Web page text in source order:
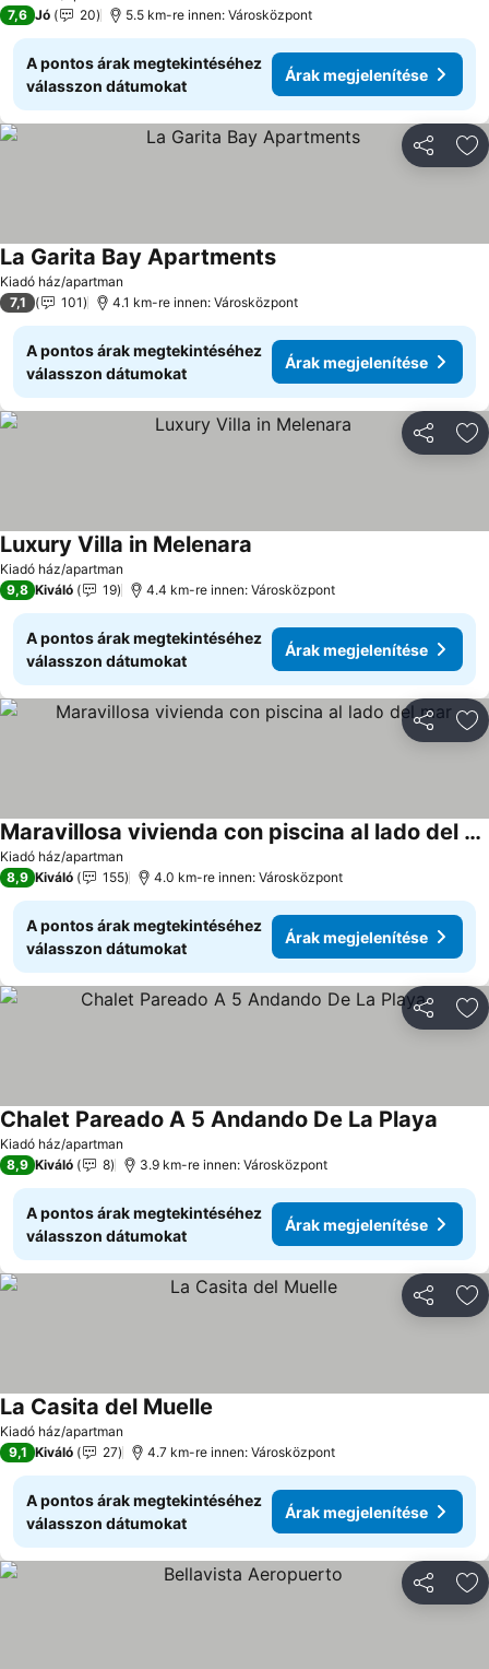
7,6 Jó 20 5.5 km-re innen: Városközpont
A pontos árak megtekintéséhez
válasszon dátumokat
Árak megjelenítése
Kiadó ház/apartman
La Garita Bay ApartmentsÁrak megjelenítése
7,1 101 4.1 km-re innen: Városközpont
A pontos árak megtekintéséhez
válasszon dátumokat
Árak megjelenítése
Kiadó ház/apartman
Luxury Villa in Melenara
9,8 Kiváló 19 4.4 km-re innen: Városközpont
A pontos árak megtekintéséhez
válasszon dátumokat
Árak megjelenítése
Kiadó ház/apartman
Maravillosa vivienda con piscina al lado del mar
Árak megjelenítése
8,9 Kiváló 155 4.0 km-re innen: Városközpont
A pontos árak megtekintéséhez
válasszon dátumokat
Árak megjelenítése
Kiadó ház/apartman
Chalet Pareado A 5 Andando De La Playa
8,9 Kiváló 8 3.9 km-re innen: Városközpont
A pontos árak megtekintéséhez
válasszon dátumokat
Árak megjelenítése
Kiadó ház/apartman
La Casita del Muelle
9,1 Kiváló 27 4.7 km-re innen: Városközpont
A pontos árak megtekintéséhez
válasszon dátumokat
Árak megjelenítése